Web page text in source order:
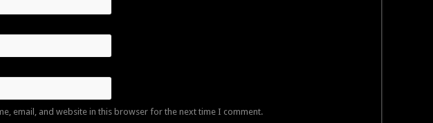
email, and website in this browser for the next time I comment.